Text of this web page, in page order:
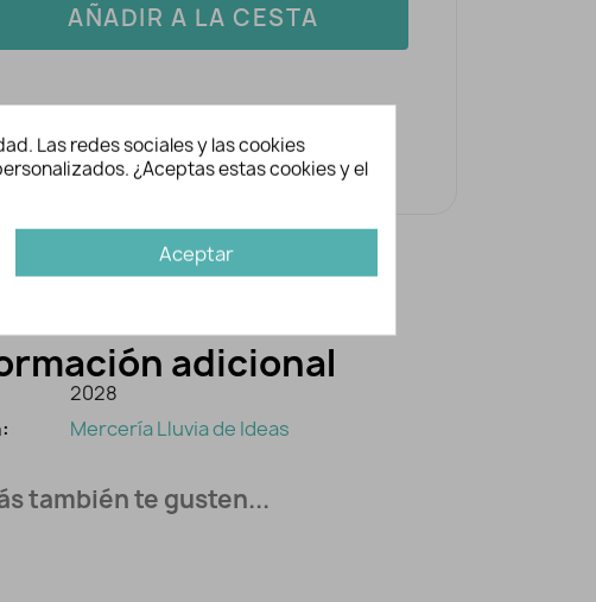
AÑADIR A LA CESTA
adicional
2028
Mercería Lluvia de Ideas
también te gusten...
Las redes sociales y las cookies
¿Aceptas estas cookies y el
Aceptar